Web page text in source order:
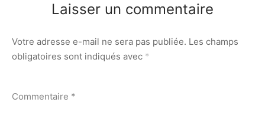
Laisser un commentaire
Votre adresse e-mail ne sera pas publiée. Les champs
obligatoires sont indiqués avec *
Commentaire *